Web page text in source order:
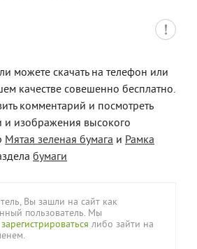
можете скачать на телефон или
качестве совешенно бесплатно.
комментарий и посмотреть
и изображения высокого
Мятая зеленая бумага и Рамка
бумаги
Вы зашли на сайт как
пользователь. Мы
зарегистрироваться либо зайти на